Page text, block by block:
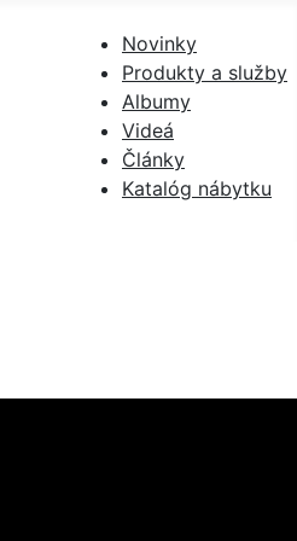
Hľadať
Prihlásiť sa
Novinky
Produkty a služby
Albumy
Videá
Články
Katalóg nábytku